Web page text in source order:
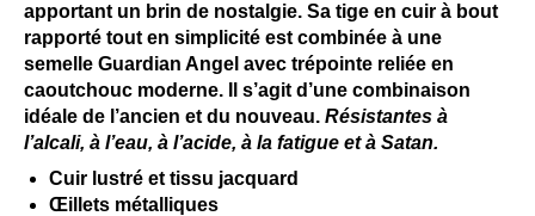
apportant un brin de nostalgie. Sa tige en cuir à bout
rapporté tout en simplicité est combinée à une
semelle Guardian Angel avec trépointe reliée en
caoutchouc moderne. Il s’agit d’une combinaison
idéale de l’ancien et du nouveau. Résistantes à
l’alcali, à l’eau, à l’acide, à la fatigue et à Satan.
Cuir lustré et tissu jacquard
Œillets métalliques